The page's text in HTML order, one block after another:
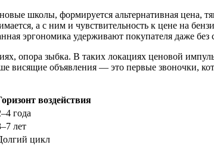
школы, формируется альтернативная цена,
а с ним и чувствительность к цене на
эргономика удерживают покупателя даже без
опора зыбка. В таких локациях ценовой
висящие объявления — это первые звоночки,
воздействия
года
лет
цикл